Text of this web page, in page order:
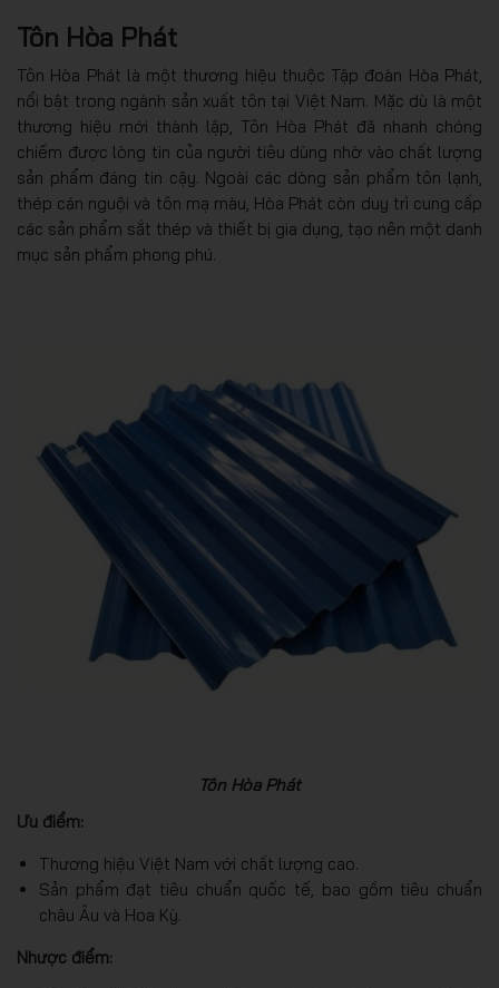
Tôn Hòa Phát
Tôn Hòa Phát là một thương hiệu thuộc Tập đoàn Hòa Phát,
nổi bật trong ngành sản xuất tôn tại Việt Nam. Mặc dù là một
thương hiệu mới thành lập, Tôn Hòa Phát đã nhanh chóng
chiếm được lòng tin của người tiêu dùng nhờ vào chất lượng
sản phẩm đáng tin cậy. Ngoài các dòng sản phẩm tôn lạnh,
thép cán nguội và tôn mạ màu, Hòa Phát còn duy trì cung cấp
các sản phẩm sắt thép và thiết bị gia dụng, tạo nên một danh
mục sản phẩm phong phú.
Tôn Hòa Phát
Ưu điểm:
Thương hiệu Việt Nam với chất lượng cao.
Sản phẩm đạt tiêu chuẩn quốc tế, bao gồm tiêu chuẩn
châu Âu và Hoa Kỳ.
Nhược điểm: